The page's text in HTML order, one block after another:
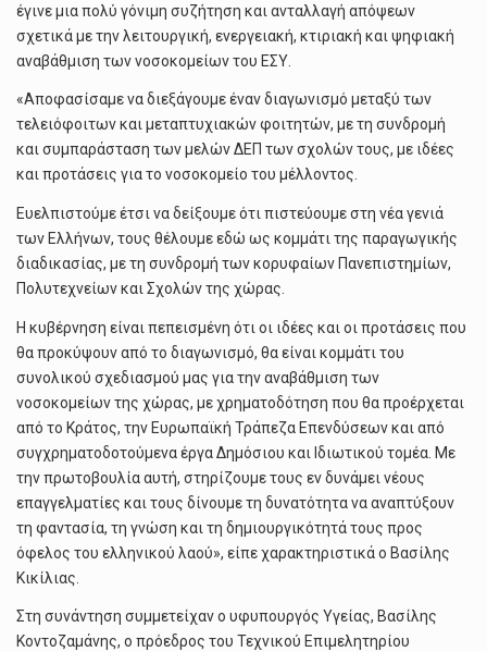
έγινε μια πολύ γόνιμη συζήτηση και ανταλλαγή απόψεων
σχετικά με την λειτουργική, ενεργειακή, κτιριακή και ψηφιακή
αναβάθμιση των νοσοκομείων του ΕΣΥ.
«Αποφασίσαμε να διεξάγουμε έναν διαγωνισμό μεταξύ των
τελειόφοιτων και μεταπτυχιακών φοιτητών, με τη συνδρομή
και συμπαράσταση των μελών ΔΕΠ των σχολών τους, με ιδέες
και προτάσεις για το νοσοκομείο του μέλλοντος.
Ευελπιστούμε έτσι να δείξουμε ότι πιστεύουμε στη νέα γενιά
των Ελλήνων, τους θέλουμε εδώ ως κομμάτι της παραγωγικής
διαδικασίας, με τη συνδρομή των κορυφαίων Πανεπιστημίων,
Πολυτεχνείων και Σχολών της χώρας.
Η κυβέρνηση είναι πεπεισμένη ότι οι ιδέες και οι προτάσεις που
θα προκύψουν από το διαγωνισμό, θα είναι κομμάτι του
συνολικού σχεδιασμού μας για την αναβάθμιση των
νοσοκομείων της χώρας, με χρηματοδότηση που θα προέρχεται
από το Κράτος, την Ευρωπαϊκή Τράπεζα Επενδύσεων και από
συγχρηματοδοτούμενα έργα Δημόσιου και Ιδιωτικού τομέα. Με
την πρωτοβουλία αυτή, στηρίζουμε τους εν δυνάμει νέους
επαγγελματίες και τους δίνουμε τη δυνατότητα να αναπτύξουν
τη φαντασία, τη γνώση και τη δημιουργικότητά τους προς
όφελος του ελληνικού λαού», είπε χαρακτηριστικά ο Βασίλης
Κικίλιας.
Στη συνάντηση συμμετείχαν ο υφυπουργός Υγείας, Βασίλης
Κοντοζαμάνης, ο πρόεδρος του Τεχνικού Επιμελητηρίου